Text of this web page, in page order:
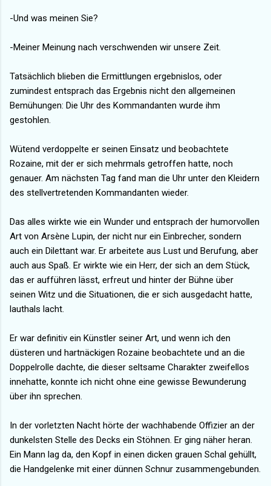
-Und was meinen Sie?
-Meiner Meinung nach verschwenden wir unsere Zeit.
Tatsächlich blieben die Ermittlungen ergebnislos, oder
zumindest entsprach das Ergebnis nicht den allgemeinen
Bemühungen: Die Uhr des Kommandanten wurde ihm
gestohlen.
Wütend verdoppelte er seinen Einsatz und beobachtete
Rozaine, mit der er sich mehrmals getroffen hatte, noch
genauer. Am nächsten Tag fand man die Uhr unter den Kleidern
des stellvertretenden Kommandanten wieder.
Das alles wirkte wie ein Wunder und entsprach der humorvollen
Art von Arsène Lupin, der nicht nur ein Einbrecher, sondern
auch ein Dilettant war. Er arbeitete aus Lust und Berufung, aber
auch aus Spaß. Er wirkte wie ein Herr, der sich an dem Stück,
das er aufführen lässt, erfreut und hinter der Bühne über
seinen Witz und die Situationen, die er sich ausgedacht hatte,
lauthals lacht.
Er war definitiv ein Künstler seiner Art, und wenn ich den
düsteren und hartnäckigen Rozaine beobachtete und an die
Doppelrolle dachte, die dieser seltsame Charakter zweifellos
innehatte, konnte ich nicht ohne eine gewisse Bewunderung
über ihn sprechen.
In der vorletzten Nacht hörte der wachhabende Offizier an der
dunkelsten Stelle des Decks ein Stöhnen. Er ging näher heran.
Ein Mann lag da, den Kopf in einen dicken grauen Schal gehüllt,
die Handgelenke mit einer dünnen Schnur zusammengebunden.